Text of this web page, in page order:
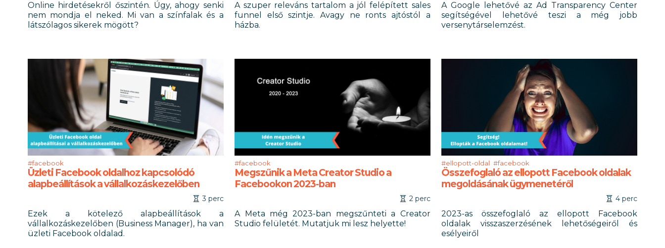
Online hirdetésekről őszintén. Úgy, ahogy senki
nem mondja el neked. Mi van a színfalak és a
látszólagos sikerek mögött?
A szuper releváns tartalom a jól felépített sales
funnel első szintje. Avagy ne ronts ajtóstól a
házba.
A Google lehetővé az Ad Transparency Center
segítségével lehetővé teszi a még jobb
versenytárselemzést.
#facebook
Üzleti Facebook oldalhoz kapcsolódó
alapbeállítások a vállalkozáskezelőben
3 perc
Ezek a kötelező alapbeállítások a
vállalkozáskezelőben (Business Manager), ha van
üzleti Facebook oldalad.
#facebook
Megszűnik a Meta Creator Studio a
Facebookon 2023-ban
2 perc
A Meta még 2023-ban megszűnteti a Creator
Studio felületét. Mutatjuk mi lesz helyette!
#ellopott-oldal #facebook
Összefoglaló az ellopott Facebook oldalak
megoldásának ügymenetéről
4 perc
2023-as összefoglaló az ellopott Facebook
oldalak visszaszerzésének lehetőségeiről és
esélyeiről